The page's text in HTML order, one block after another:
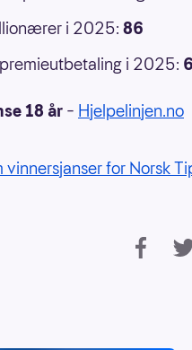
i 2025:86
i 2025:
18 år – Hjelpelinjen.no
vinnersjanser for Norsk